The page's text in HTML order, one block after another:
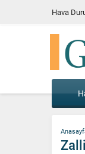
Hava